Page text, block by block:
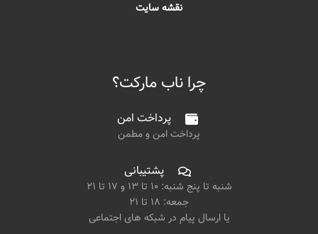
نقشه سایت
چرا ناب مارکت؟
پرداخت امن
پرداخت امن و مطمن
پشتیبانی
شنبه تا پنج شنبه: ۱۰ تا ۱۳ و ۱۷ تا ۲۱
جمعه: ۱۸ تا ۲۱
یا ارسال پیام در شبکه های اجتماعی